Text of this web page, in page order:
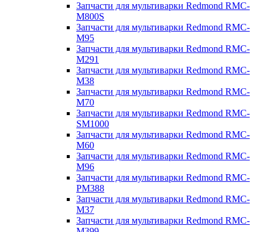
Запчасти для мультиварки Redmond RMC-
M800S
Запчасти для мультиварки Redmond RMC-
M95
Запчасти для мультиварки Redmond RMC-
M291
Запчасти для мультиварки Redmond RMC-
M38
Запчасти для мультиварки Redmond RMC-
M70
Запчасти для мультиварки Redmond RMC-
SM1000
Запчасти для мультиварки Redmond RMC-
M60
Запчасти для мультиварки Redmond RMC-
M96
Запчасти для мультиварки Redmond RMC-
PM388
Запчасти для мультиварки Redmond RMC-
M37
Запчасти для мультиварки Redmond RMC-